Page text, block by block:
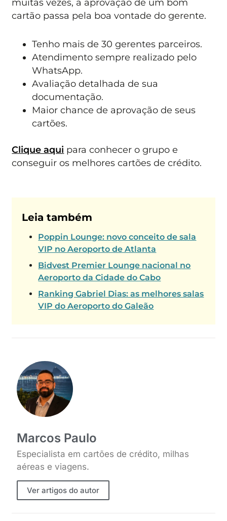
muitas vezes, a aprovação de um bom
cartão passa pela boa vontade do gerente.
Tenho mais de 30 gerentes parceiros.
Atendimento sempre realizado pelo
WhatsApp.
Avaliação detalhada de sua
documentação.
Maior chance de aprovação de seus
cartões.
Clique aqui para conhecer o grupo e
conseguir os melhores cartões de crédito.
Leia também
Poppin Lounge: novo conceito de sala
VIP no Aeroporto de Atlanta
Bidvest Premier Lounge nacional no
Aeroporto da Cidade do Cabo
Ranking Gabriel Dias: as melhores salas
VIP do Aeroporto do Galeão
Marcos Paulo
Especialista em cartões de crédito, milhas
aéreas e viagens.
Ver artigos do autor